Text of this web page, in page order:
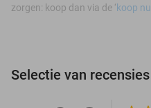
zorgen: koop dan via de ‘koop nu
Selectie van recensies